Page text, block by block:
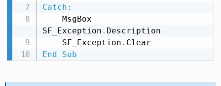
Catch :
SF_Exception . Description
    SF_Exception
.
End
Sub